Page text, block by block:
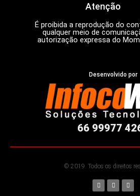
Atenção
É proibida a reprodução do
qualquer meio de
autorização expressa do
Desenvolvido por
66 99977
© 2019. Todos os direitos